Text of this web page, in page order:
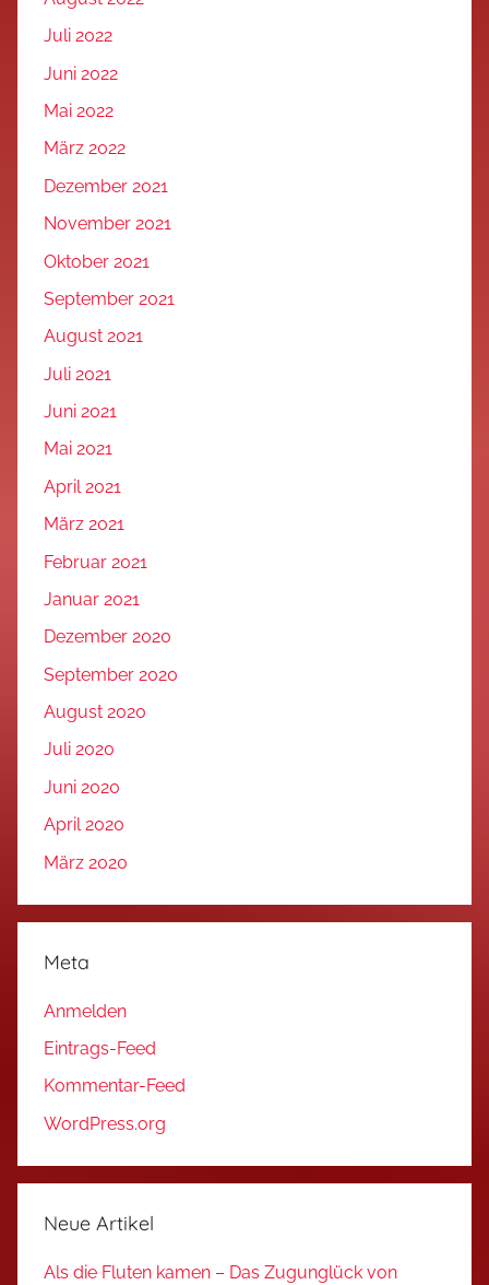
Juli 2022
Juni 2022
Mai 2022
März 2022
Dezember 2021
November 2021
Oktober 2021
September 2021
August 2021
Juli 2021
Juni 2021
Mai 2021
April 2021
März 2021
Februar 2021
Januar 2021
Dezember 2020
September 2020
August 2020
Juli 2020
Juni 2020
April 2020
März 2020
Meta
Anmelden
Eintrags-Feed
Kommentar-Feed
WordPress.org
Neue Artikel
Als die Fluten kamen – Das Zugunglück von